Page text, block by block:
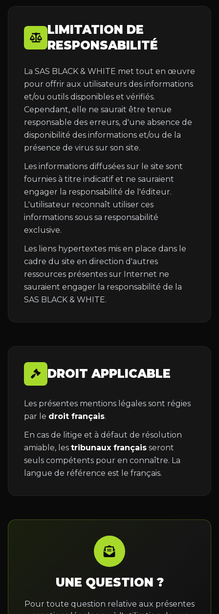
LIMITATION DE
RESPONSABILITÉ
La SAS BLACK & WHITE met tout en œuvre
pour offrir aux utilisateurs des informations
et/ou outils disponibles et vérifiés.
Cependant, elle ne saurait être tenue
responsable des erreurs, d'une absence de
disponibilité des informations et/ou de la
présence de virus sur son site.
Les informations diffusées sur le site sont
fournies à titre indicatif et ne sauraient
engager la responsabilité de l'éditeur.
L'utilisateur reconnaît utiliser ces
informations sous sa responsabilité
exclusive.
Les liens hypertextes mis en place dans le
cadre du site en direction d'autres
ressources présentes sur Internet ne
sauraient engager la responsabilité de la
SAS BLACK & WHITE.
DROIT APPLICABLE
Les présentes mentions légales sont régies
par le droit français.
En cas de litige et à défaut de résolution
amiable, les tribunaux français seront
seuls compétents pour en connaître. La
langue de référence est le français.
UNE QUESTION ?
Pour toute question relative aux présentes